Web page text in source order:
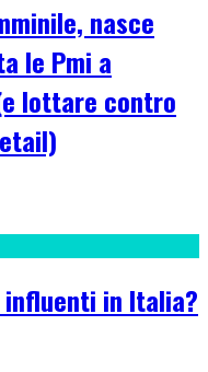
nasce
le Pmi a
lottare contro
in Italia?